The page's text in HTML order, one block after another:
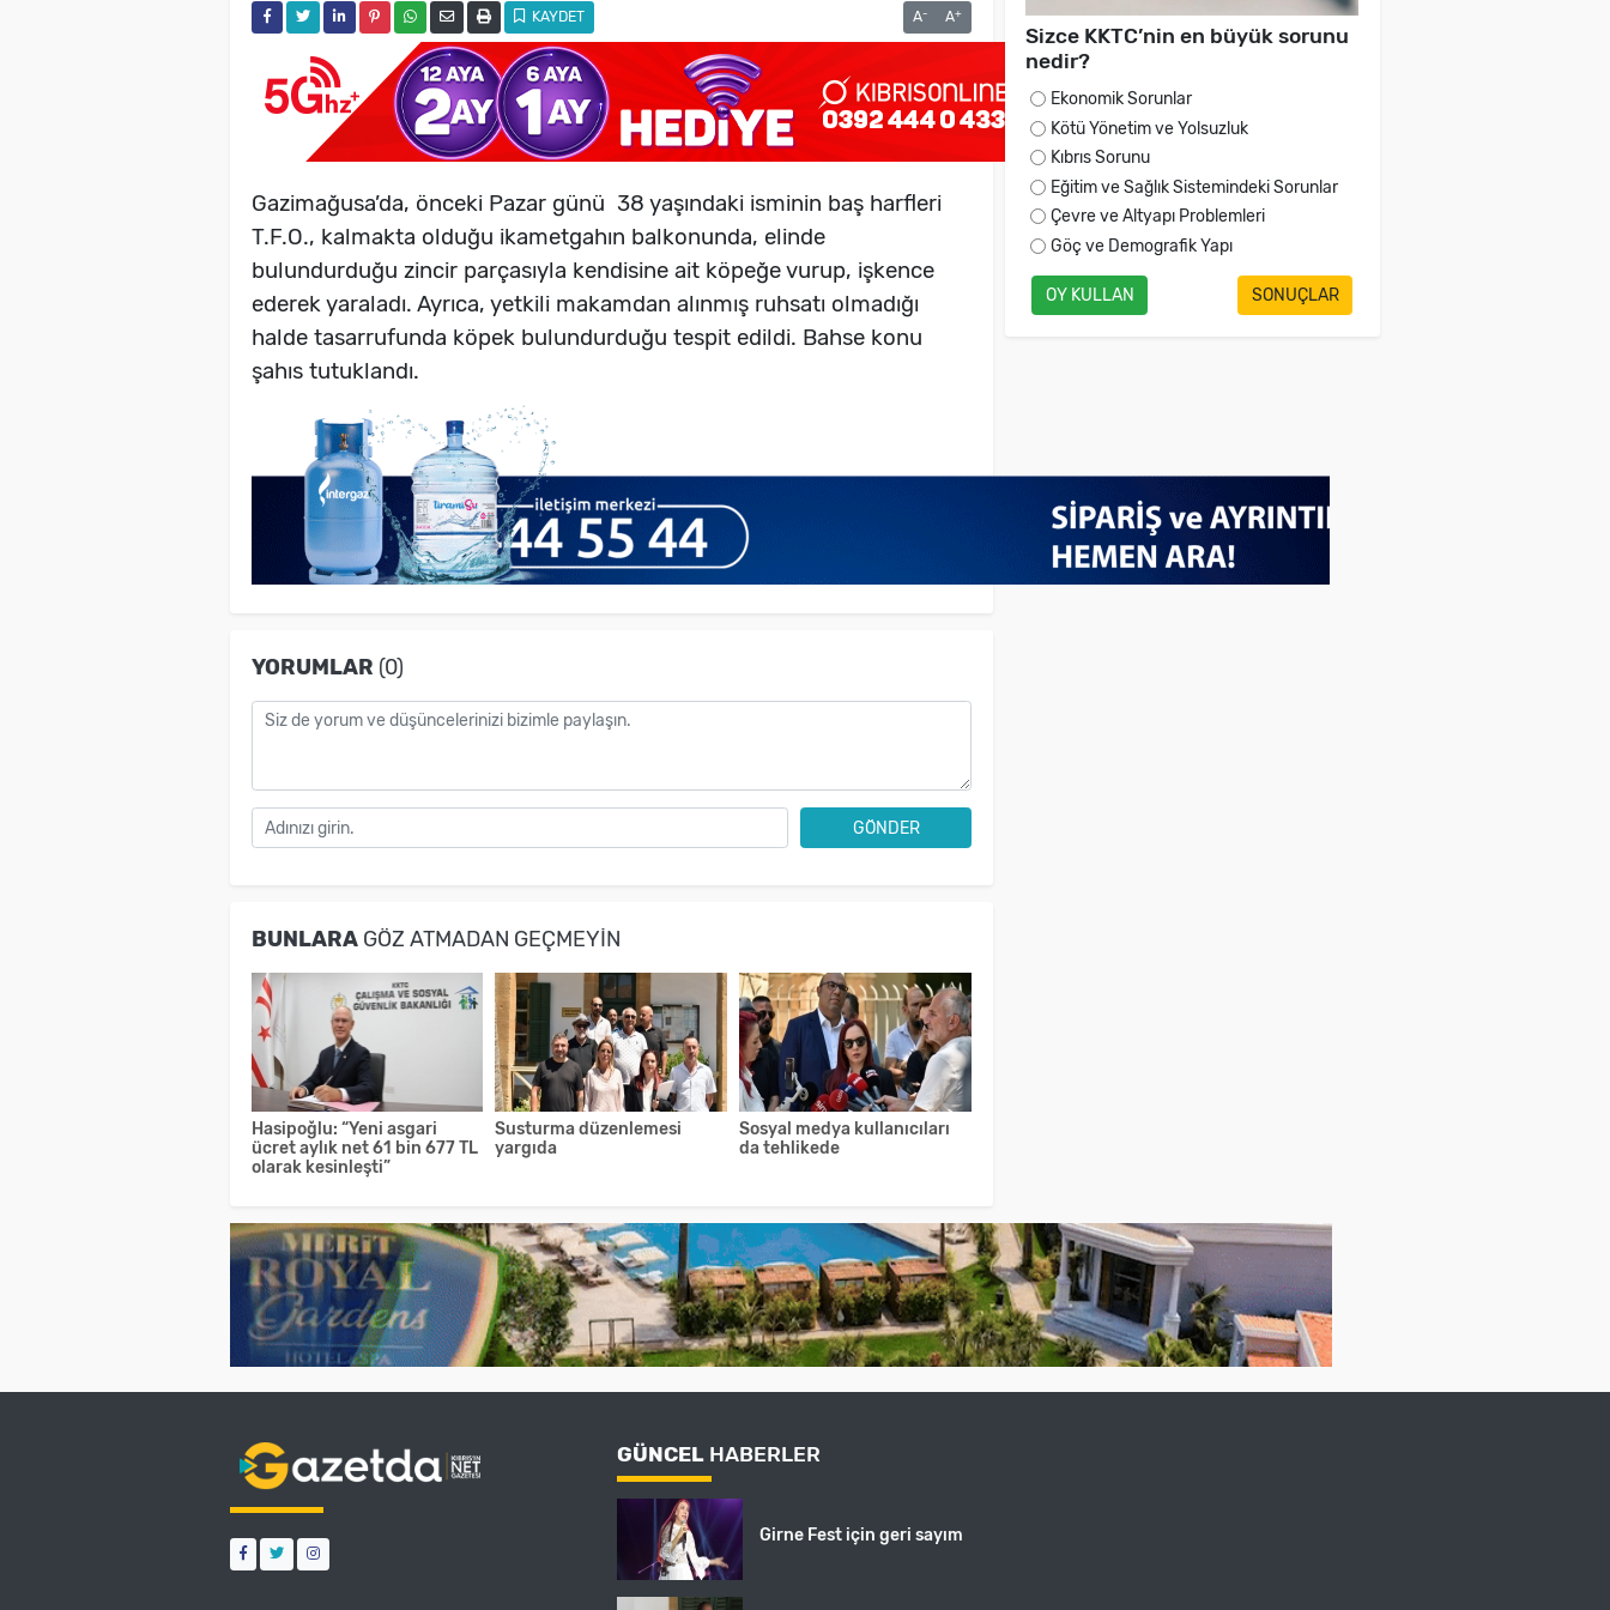
KAYDET A- A+
Gazimağusa’da, önceki Pazar günü 38 yaşındaki isminin baş harfleri
T.F.O., kalmakta olduğu ikametgahın balkonunda, elinde
bulundurduğu zincir parçasıyla kendisine ait köpeğe vurup, işkence
ederek yaraladı. Ayrıca, yetkili makamdan alınmış ruhsatı olmadığı
halde tasarrufunda köpek bulundurduğu tespit edildi. Bahse konu
şahıs tutuklandı.
YORUMLAR (0)
GÖNDER
BUNLARAGÖZ ATMADAN GEÇMEYIN
Hasipoğlu: “Yeni asgari
ücret aylık net 61 bin 677 TL
olarak kesinleşti”
Susturma düzenlemesi
yargıda
Sosyal medya kullanıcıları
da tehlikede
Sizce KKTC’nin en büyük sorunu
nedir?
Ekonomik Sorunlar
Kötü Yönetim ve Yolsuzluk
Kıbrıs Sorunu
Eğitim ve Sağlık Sistemindeki Sorunlar
Çevre ve Altyapı Problemleri
Göç ve Demografik Yapı
OY KULLAN SONUÇLAR
GÜNCEL HABERLER
Girne Fest için geri sayım